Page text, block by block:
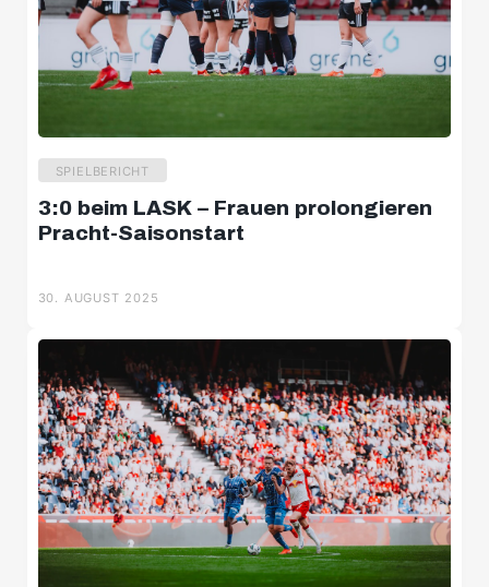
SPIELBERICHT
3:0 beim LASK – Frauen prolongieren
Pracht-Saisonstart
30. AUGUST 2025